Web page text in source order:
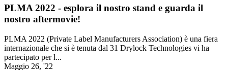
PLMA 2022 - esplora il nostro stand e guarda il
nostro aftermovie!
PLMA 2022 (Private Label Manufacturers Association) è una fiera
internazionale che si è tenuta dal 31 Drylock Technologies vi ha
partecipato per l...
Maggio 26, '22